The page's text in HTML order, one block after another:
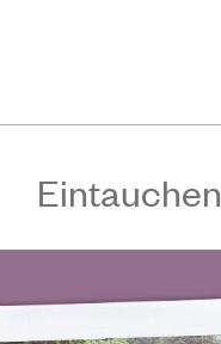
Eintauchen